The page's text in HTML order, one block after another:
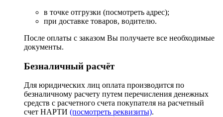
в точке отгрузки (посмотреть адрес);
при доставке товаров, водителю.
После оплаты с заказом Вы получаете все необходимые
документы.
Безналичный расчёт
Для юридических лиц оплата производится по
безналичному расчету путем перечисления денежных
средств с расчетного счета покупателя на расчетный
счет НАРТИ (посмотреть реквизиты).